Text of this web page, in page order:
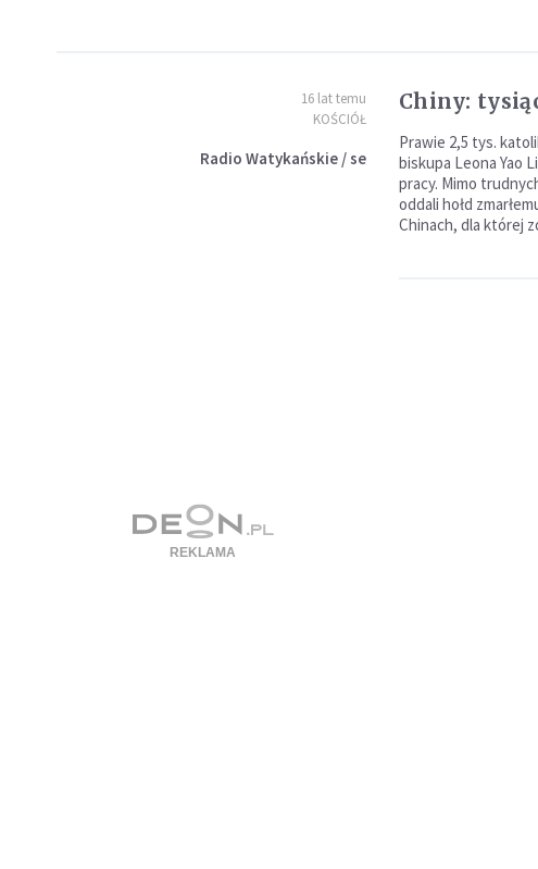
16 lat temu
KOŚCIÓŁ
Radio Watykańskie / se
Chiny:
Prawie 2,5 tys.
biskupa Leona Yao
pracy. Mimo
oddali hołd
Chinach, dla której